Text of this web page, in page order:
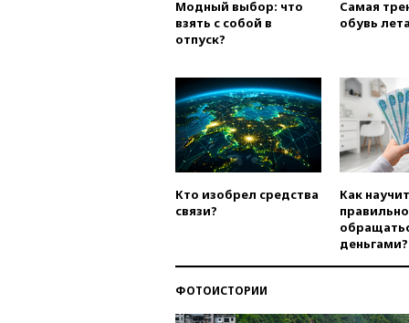
Модный выбор: что
взять с собой в
отпуск?
Самая
обувь
Кто изобрел средства
связи?
Как
правильно
деньгами?
ФОТОИСТОРИИ